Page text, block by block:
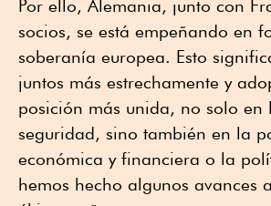
Por ello, Alemania, junto con
socios, se está empeñando en
soberanía europea. Esto
juntos más estrechamente y
posición más unida, no solo en
seguridad, sino también en la
económica y financiera o la
hemos hecho algunos avances